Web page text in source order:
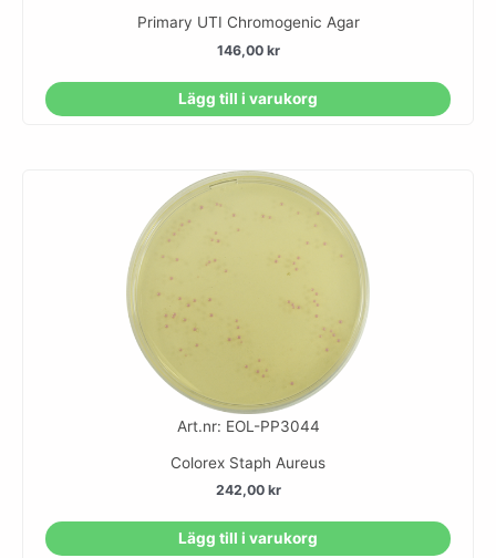
Primary UTI Chromogenic Agar
146,00 kr
Lägg till i varukorg
Art.nr: EOL-PP3044
Colorex Staph Aureus
242,00 kr
Lägg till i varukorg